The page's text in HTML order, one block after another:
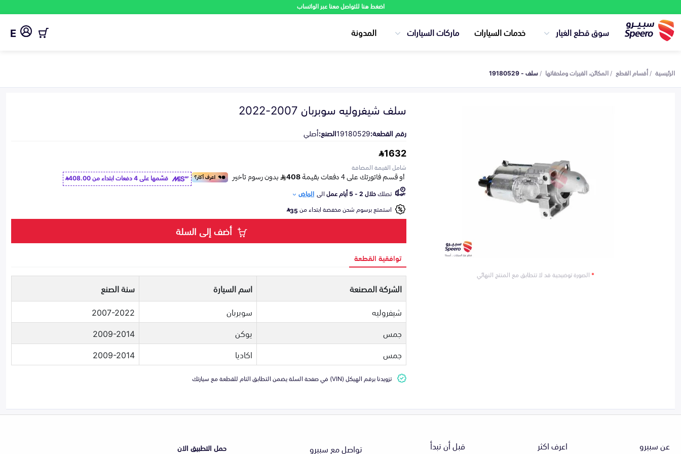
اضغط هنا للتواصل معنا عبر الواتساب
سوق قطع الغيار خدمات السيارات ماركات السيارات المدونة E
الرئيسية أقسام القطع المكائن، القيرات وملحقاتها سلف - 19180529
*الصورة توضيحية قد لا تتطابق مع المنتج النهائي
سلف شيفروليه سوبربان 2007-2022
رقم القطعة:19180529الصنع:أصلي
1632
شامل القيمة المضافة
قسّمها على 4 دفعات ابتداء من
408.00
تصلكخلال 2 - 5 أيام عمل الى الرياض
استمتع برسوم شحن مخفضة ابتداء من35
أضف إلى السلة
توافقية القطعة
الشركة المصنعة اسم السيارة
سنة الصنع
شيفروليه
سوبربان
2007-2022
جمس
يوكن
2009-2014
جمس
اكاديا 2009-2014
تزويدنا برقم الهيكل (VIN) في صفحة السلة يضمن التطابق التام للقطعة مع سيارتك
عن سبيرو اعرف اكثر قبل أن تبدأ تواصل مع سبيرو حمل التطبيق الان